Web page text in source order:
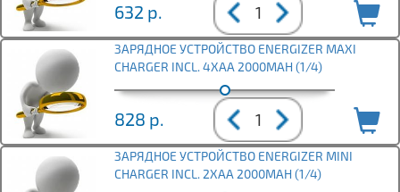
632 р.
ЗАРЯДНОЕ УСТРОЙСТВО ENERGIZER MAXI
CHARGER INCL. 4XAA 2000MAH (1/4)
828 р.
ЗАРЯДНОЕ УСТРОЙСТВО ENERGIZER MINI
CHARGER INCL. 2XAA 2000MAH (1/4)